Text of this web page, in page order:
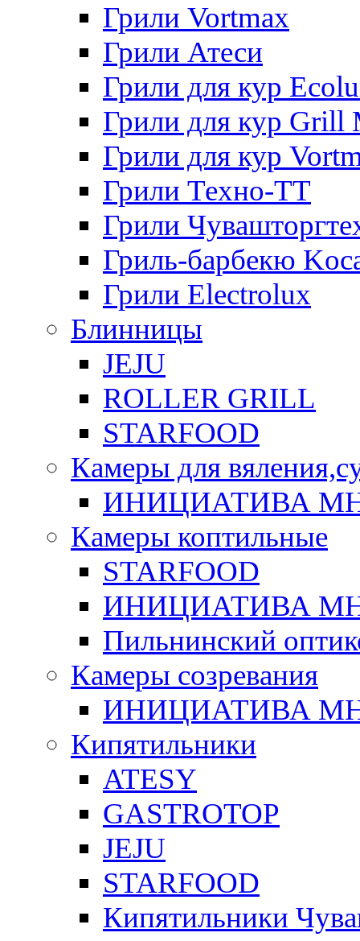
Грили Vortmax
Грили Атеси
Грили для кур
Грили для кур Grill
Грили для кур
Грили Техно-ТТ
Грили
Гриль-барбекю
Грили Electrolux
Блинницы
JEJU
ROLLER GRILL
STARFOOD
Камеры для
ИНИЦИАТИВА
Камеры коптильные
STARFOOD
ИНИЦИАТИВА
Пильнинский
Камеры созревания
ИНИЦИАТИВА
Кипятильники
ATESY
GASTROTOP
JEJU
STARFOOD
Кипятильники